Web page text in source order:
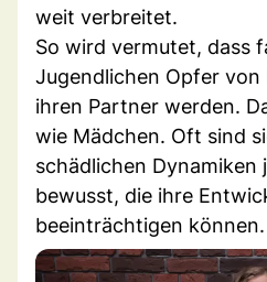
weit verbreitet.
So wird vermutet, dass
Jugendlichen Opfer von
ihren Partner werden.
wie Mädchen. Oft sind
schädlichen Dynamiken
bewusst, die ihre
beeinträchtigen können.